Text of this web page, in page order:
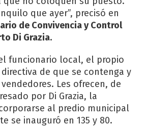
que ayer”, precisó en
de Convivencia y Control
Di Grazia.
funcionario local, el propio
de que se contenga y
Les ofrecen, de
por Di Grazia, la
al predio municipal
se inauguró en 135 y 80.